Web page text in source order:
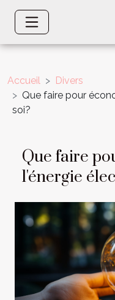
Accueil
Divers
Que faire pour
soi?
Que faire
l'énergie